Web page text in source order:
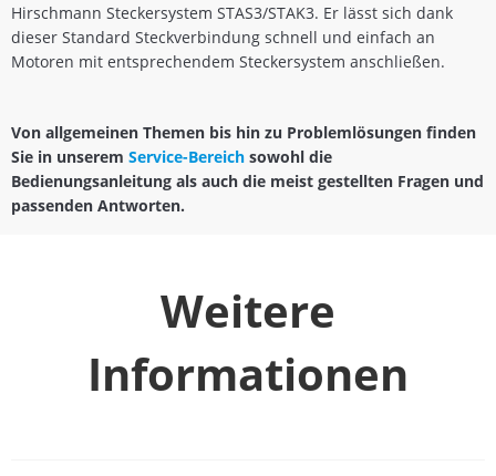
Hirschmann Steckersystem STAS3/STAK3. Er lässt sich dank
dieser Standard Steckverbindung schnell und einfach an
Motoren mit entsprechendem Steckersystem anschließen.
Von allgemeinen Themen bis hin zu Problemlösungen finden
Sie in unserem Service-Bereich sowohl die
Bedienungsanleitung als auch die meist gestellten Fragen und
passenden Antworten.
Weitere
Informationen